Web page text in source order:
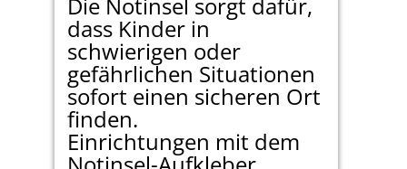
Die Notinsel sorgt dafür,
dass Kinder in
schwierigen oder
gefährlichen Situationen
sofort einen sicheren Ort
finden.
Einrichtungen mit dem